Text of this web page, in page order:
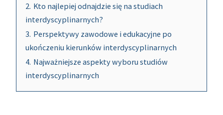
2. Kto najlepiej odnajdzie się na studiach
interdyscyplinarnych?
3. Perspektywy zawodowe i edukacyjne po
ukończeniu kierunków interdyscyplinarnych
4. Najważniejsze aspekty wyboru studiów
interdyscyplinarnych